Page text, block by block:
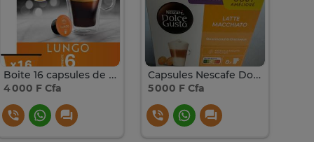
Boite 16 capsules de Café LUNGO pour Dolce Gusto
4 000 F Cfa
Capsules Nescafe Dolce Gusto
5 000 F Cfa